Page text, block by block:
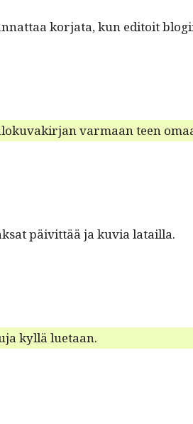
kor­ja­ta, kun edi­toit
var­maan teen
päivit­tää ja kuvia latailla.
kyl­lä luetaan.